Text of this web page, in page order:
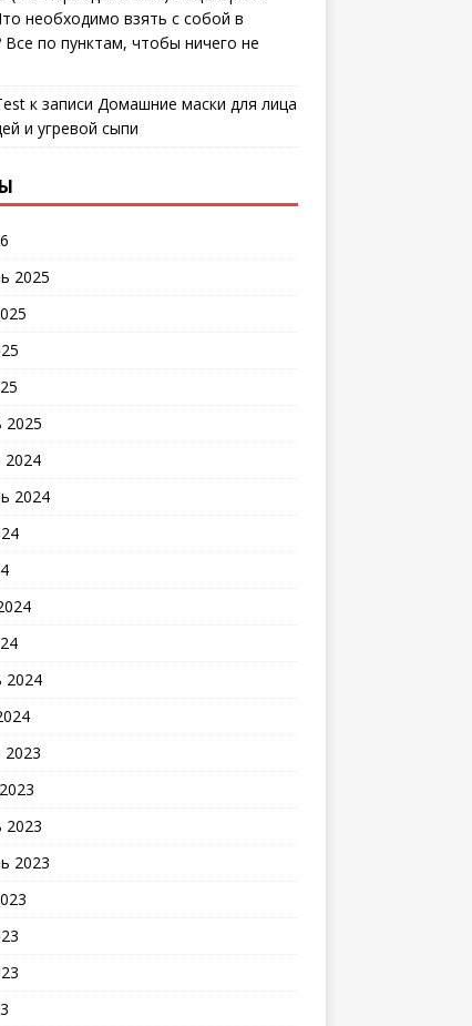
необходимо взять с собой в
по пунктам, чтобы ничего не
к записи Домашние маски для лица
и угревой сыпи
2025
2025
2024
2024
2024
2023
2023
2023